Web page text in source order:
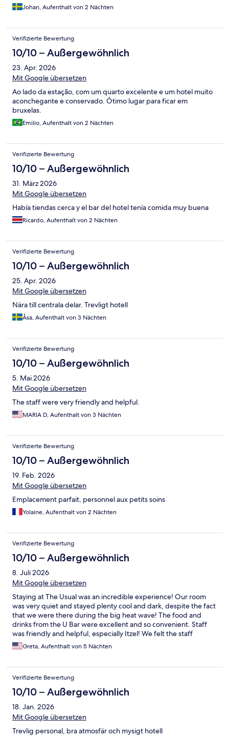
Johan, Aufenthalt von 2 Nächten
Verifizierte Bewertung
10/10 – Außergewöhnlich
23. Apr. 2026
Mit Google übersetzen
Ao lado da estação, com um quarto excelente e um hotel muito
aconchegante e conservado. Ótimo lugar para ficar em
bruxelas.
Emilio, Aufenthalt von 2 Nächten
Verifizierte Bewertung
10/10 – Außergewöhnlich
31. März 2026
Mit Google übersetzen
Había tiendas cerca y el bar del hotel tenía comida muy buena
Ricardo, Aufenthalt von 2 Nächten
Verifizierte Bewertung
10/10 – Außergewöhnlich
25. Apr. 2026
Mit Google übersetzen
Nära till centrala delar. Trevligt hotell
Åsa, Aufenthalt von 3 Nächten
Verifizierte Bewertung
10/10 – Außergewöhnlich
5. Mai 2026
Mit Google übersetzen
The staff were very friendly and helpful.
MARIA D, Aufenthalt von 3 Nächten
Verifizierte Bewertung
10/10 – Außergewöhnlich
19. Feb. 2026
Mit Google übersetzen
Emplacement parfait, personnel aux petits soins
Yolaine, Aufenthalt von 2 Nächten
Verifizierte Bewertung
10/10 – Außergewöhnlich
8. Juli 2026
Mit Google übersetzen
Staying at The Usual was an incredible experience! Our room
was very quiet and stayed plenty cool and dark, despite the fact
that we were there during the big heat wave! The food and
drinks from the U Bar were excellent and so convenient. Staff
was friendly and helpful, especially Itzel! We felt the staff
wanted us to be comfortable and enjoy our stay, and we did!
The overall feel of the hotel is funky and modern, and I loved all
again. Thanks for being our sweet home away from home for 5
days!
Greta, Aufenthalt von 5 Nächten
Verifizierte Bewertung
10/10 – Außergewöhnlich
18. Jan. 2026
Mit Google übersetzen
Trevlig personal, bra atmosfär och mysigt hotell